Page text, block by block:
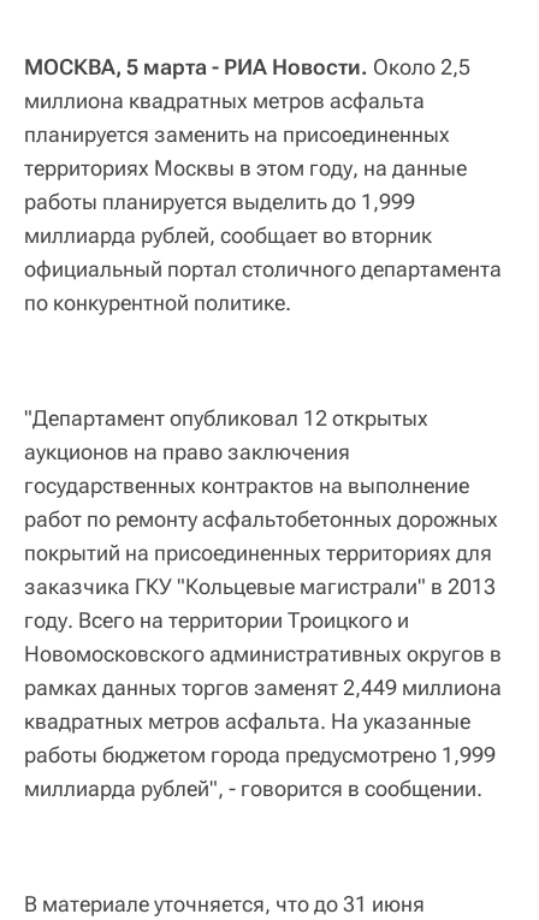
МОСКВА, 5 марта - РИА Новости. Около 2,5
миллиона квадратных метров асфальта
планируется заменить на присоединенных
территориях Москвы в этом году, на данные
работы планируется выделить до 1,999
миллиарда рублей, сообщает во вторник
официальный портал столичного департамента
по конкурентной политике.
"Департамент опубликовал 12 открытых
аукционов на право заключения
государственных контрактов на выполнение
работ по ремонту асфальтобетонных дорожных
покрытий на присоединенных территориях для
заказчика ГКУ "Кольцевые магистрали" в 2013
году. Всего на территории Троицкого и
Новомосковского административных округов в
рамках данных торгов заменят 2,449 миллиона
квадратных метров асфальта. На указанные
работы бюджетом города предусмотрено 1,999
миллиарда рублей", - говорится в сообщении.
В материале уточняется, что до 31 июня